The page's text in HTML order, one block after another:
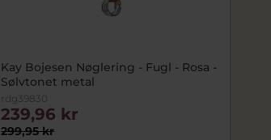
Kay Bojesen Nøglering - Fugl - Rosa -
Sølvtonet metal
rdg39830
299,95 kr
239,96 kr